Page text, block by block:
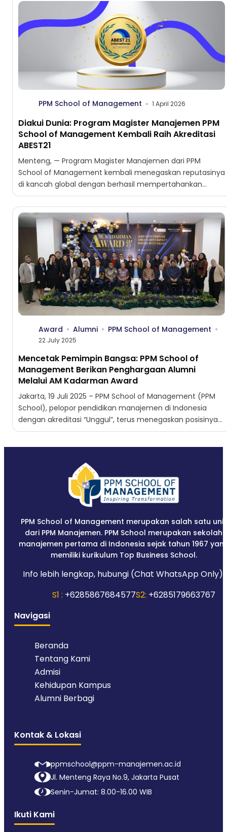
PPM School of Management 1 April 2026
Diakui Dunia: Program Magister Manajemen PPM
School of Management Kembali Raih Akreditasi
ABEST21
Menteng, — Program Magister Manajemen dari PPM
School of Management kembali menegaskan reputasinya
di kancah global dengan berhasil mempertahankan
akreditasi internasional dari ABEST21 (Alliance on...
Award Alumni PPM School of Management
22 July 2025
Mencetak Pemimpin Bangsa: PPM School of
Management Berikan Penghargaan Alumni
Melalui AM Kadarman Award
Jakarta, 19 Juli 2025 – PPM School of Management (PPM
School), pelopor pendidikan manajemen di Indonesia
dengan akreditasi “Unggul”, terus menegaskan posisinya
sebagai institusi yang...
PPM School of Management merupakan salah satu unit
dari PPM Manajemen. PPM School merupakan sekolah
manajemen pertama di Indonesia sejak tahun 1967
memiliki kurikulum Top Business School.
Info lebih lengkap, hubungi (Chat WhatsApp Only):
S1 : +6285867684577S2: +6285179663767
Navigasi
Beranda
Tentang Kami
Admisi
Kehidupan Kampus
Alumni Berbagi
Kontak & Lokasi
ppmschool@ppm-manajemen.ac.id
Jl. Menteng Raya No.9, Jakarta Pusat
Senin-Jumat: 8.00-16.00 WIB
Ikuti Kami